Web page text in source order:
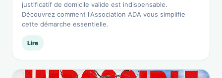
justificatif de domicile valide est indispensable.
Découvrez comment l'Association ADA vous simplifie
cette démarche essentielle.
Lire